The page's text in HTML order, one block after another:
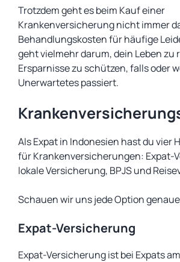
Trotzdem geht es beim Kauf einer
Krankenversicherung nicht immer
Behandlungskosten für häufige
geht vielmehr darum, dein Leben zu
Ersparnisse zu schützen, falls oder
Unerwartetes passiert.
Als Expat in Indonesien hast du vier
für Krankenversicherungen: Expat-
lokale Versicherung, BPJS und
Schauen wir uns jede Option
Expat-Versicherung
Expat-Versicherung ist bei Expats